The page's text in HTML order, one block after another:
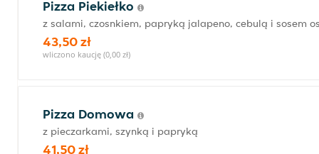
Pizza Piekiełko
z salami, czosnkiem, papryką jalapeno, cebulą i sosem
43,50 zł
wliczono kaucję (0,00 zł)
Pizza Domowa
z pieczarkami, szynką i papryką
41,50 zł